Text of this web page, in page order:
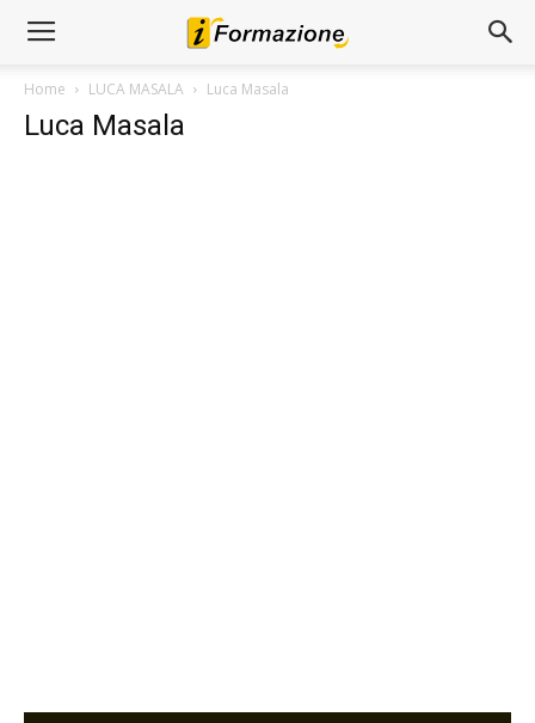
Home LUCA MASALA Luca Masala
Luca Masala